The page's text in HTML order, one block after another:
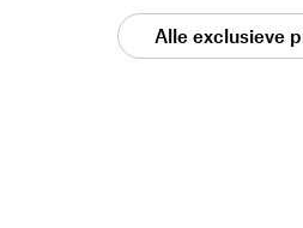
Alle exclusieve